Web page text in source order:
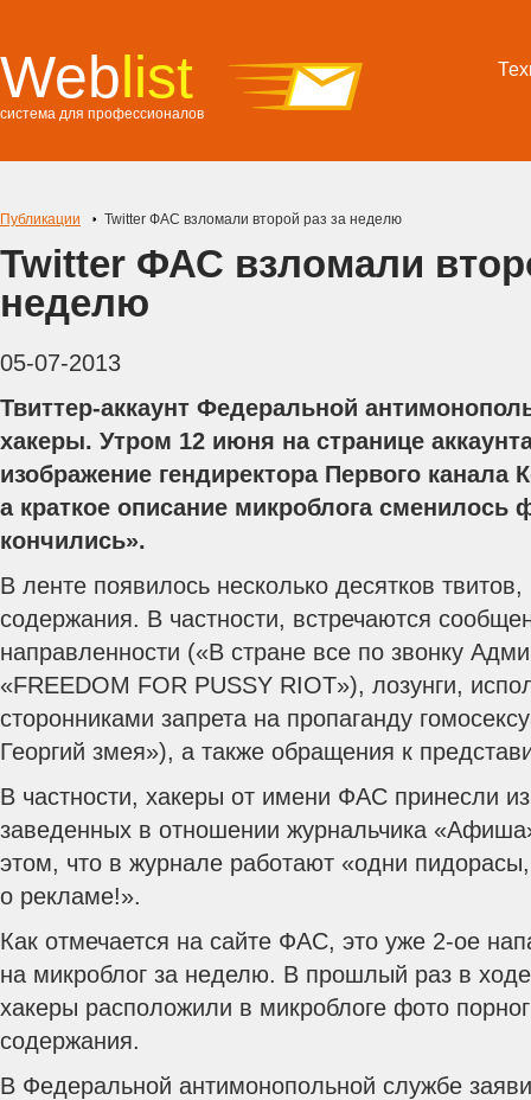
Weblist
система для профессионалов
Публикации Twitter ФАС взломали второй раз за неделю
Twitter ФАС взломали
неделю
05-07-2013
Твиттер-аккаунт Федеральной
хакеры. Утром 12 июня на странице
изображение гендиректора Первого канала
а краткое описание микроблога сменилось
кончились».
В ленте появилось несколько десятков твитов,
содержания. В частности, встречаются
направленности («В стране все по звонку
«FREEDOM FOR PUSSY RIOT»), лозунги,
сторонниками запрета на пропаганду
Георгий змея»), а также обращения к
В частности, хакеры от имени ФАС принесли
заведенных в отношении журнальчика
этом, что в журнале работают «одни
о рекламе!».
Как отмечается на сайте ФАС, это уже 2-ое
на микроблог за неделю. В прошлый раз в
хакеры расположили в микроблоге фото
содержания.
В Федеральной антимонопольной службе